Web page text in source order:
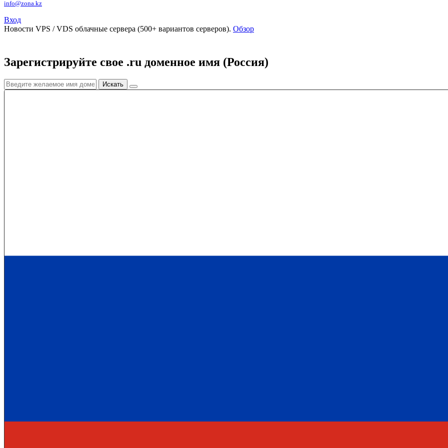
info@zona.kz
Вход
Новости VPS / VDS облачные сервера (500+ вариантов серверов). Обзор
Зарегистрируйте свое .ru доменное имя (Россия)